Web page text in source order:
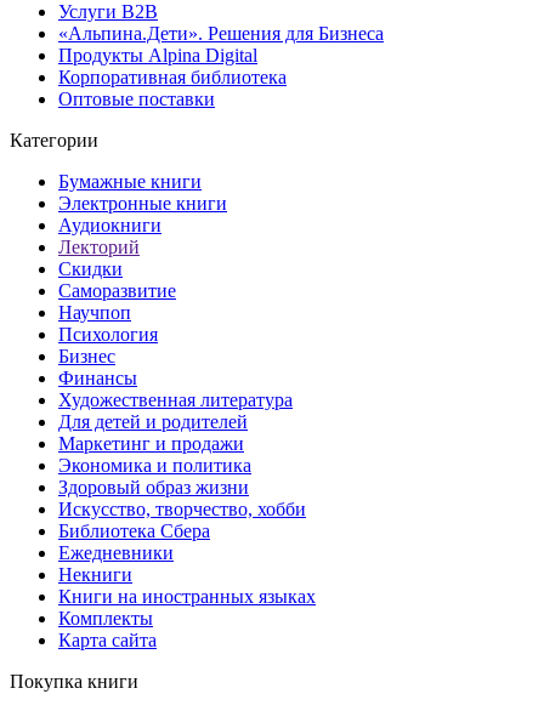
Услуги B2B
«Альпина.Дети». Решения для Бизнеса
Продукты Alpina Digital
Корпоративная библиотека
Оптовые поставки
Категории
Бумажные книги
Электронные книги
Аудиокниги
Лекторий
Скидки
Саморазвитие
Научпоп
Психология
Бизнес
Финансы
Художественная литература
Для детей и родителей
Маркетинг и продажи
Экономика и политика
Здоровый образ жизни
Искусство, творчество, хобби
Библиотека Сбера
Ежедневники
Некниги
Книги на иностранных языках
Комплекты
Карта сайта
Покупка книги